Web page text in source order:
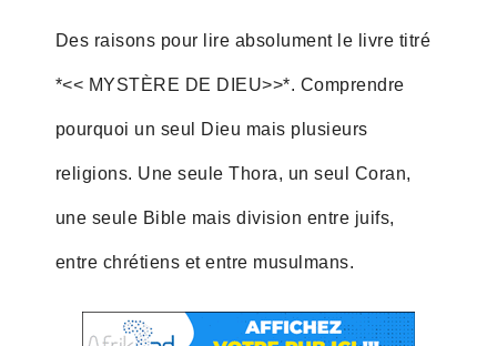
Des raisons pour lire absolument le livre titré
*<< MYSTÈRE DE DIEU>>*. Comprendre
pourquoi un seul Dieu mais plusieurs
religions. Une seule Thora, un seul Coran,
une seule Bible mais division entre juifs,
entre chrétiens et entre musulmans.